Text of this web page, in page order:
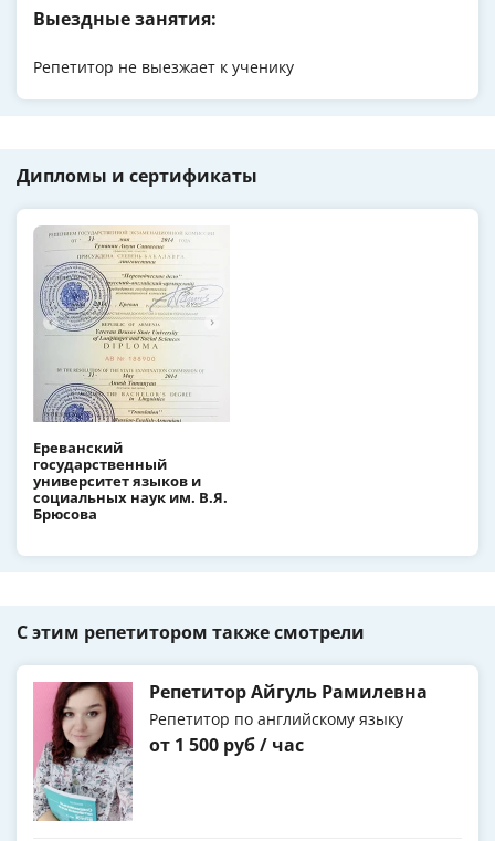
Выездные занятия:
Репетитор не выезжает к ученику
Дипломы и сертификаты
Ереванский
государственный
университет языков и
социальных наук им. В.Я.
Брюсова
С этим репетитором также смотрели
Репетитор Айгуль Рамилевна
Репетитор по английскому языку
от 1 500 руб / час